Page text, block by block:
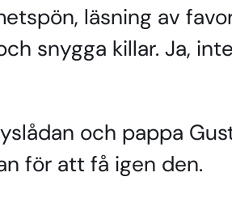
läsning av
snygga killar. Ja,
och pappa
för att få igen den.